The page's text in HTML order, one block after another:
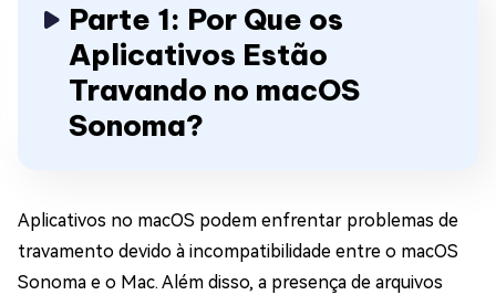
Parte 1: Por Que os
Aplicativos Estão
Travando no macOS
Sonoma?
Aplicativos no macOS podem enfrentar problemas de
travamento devido à incompatibilidade entre o macOS
Sonoma e o Mac. Além disso, a presença de arquivos